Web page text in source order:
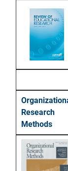
Research
Methods